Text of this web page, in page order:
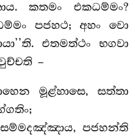
කතමං එකධම්මං?
පජහථ; අහං වො
එතමත්ථං භගවා
–
මූළ්හාසෙ, සත්තා
පජහන්ති